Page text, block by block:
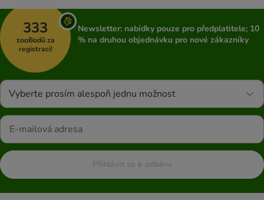
333
zooBodů za
registraci!
Newsletter: nabídky pouze pro předplatitele; 10
% na druhou objednávku pro nové zákazníky
Vyberte prosím alespoň jednu možnost
Přihlásit se k odběru